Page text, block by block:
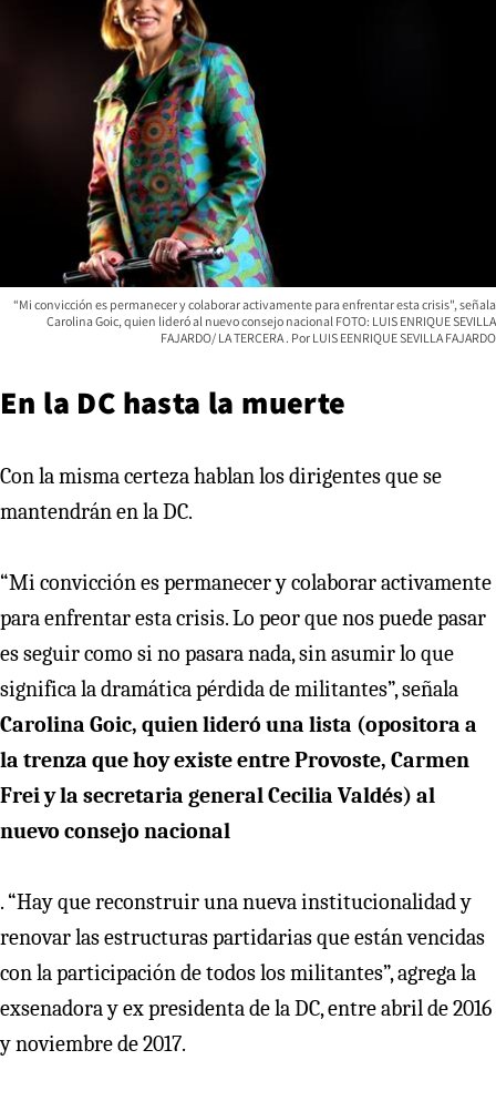
“Mi convicción es permanecer y colaborar activamente para enfrentar esta crisis", señala
Carolina Goic, quien lideró al nuevo consejo nacional FOTO: LUIS ENRIQUE SEVILLA
FAJARDO/ LA TERCERA
LUIS EENRIQUE SEVILLA FAJARDO
En la DC hasta la muerte
Con la misma certeza hablan los dirigentes que se
mantendrán en la DC.
“Mi convicción es permanecer y colaborar activamente
para enfrentar esta crisis. Lo peor que nos puede pasar
es seguir como si no pasara nada, sin asumir lo que
significa la dramática pérdida de militantes”, señala
Carolina Goic, quien lideró una lista (opositora a
la trenza que hoy existe entre Provoste, Carmen
Frei y la secretaria general Cecilia Valdés) al
nuevo consejo nacional
. “Hay que reconstruir una nueva institucionalidad y
renovar las estructuras partidarias que están vencidas
con la participación de todos los militantes”, agrega la
exsenadora y ex presidenta de la DC, entre abril de 2016
y noviembre de 2017.